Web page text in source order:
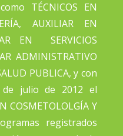
TÉCNICOS EN
AUXILIAR EN
EN SERVICIOS
ADMINISTRATIVO
PUBLICA, y con
julio de 2012 el
COSMETOLOLGÍA Y
registrados